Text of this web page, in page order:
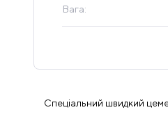
Вага:
Спеціальний швидкий